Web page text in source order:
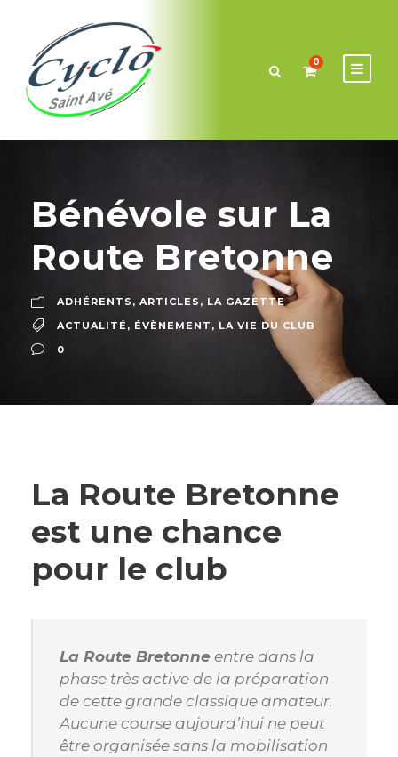
0
Bénévole sur La
Route Bretonne
ADHÉRENTS , ARTICLES , LA GAZETTE
ACTUALITÉ , ÉVÈNEMENT , LA VIE DU CLUB
0
La Route Bretonne
est une chance
pour le club
La Route Bretonne entre dans la
phase très active de la préparation
de cette grande classique amateur.
Aucune course aujourd’hui ne peut
être organisée sans la mobilisation